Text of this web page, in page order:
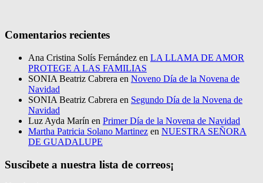
Comentarios recientes
Ana Cristina Solís Fernández en LA LLAMA DE AMOR
PROTEGE A LAS FAMILIAS
SONIA Beatriz Cabrera en Noveno Día de la Novena de
Navidad
SONIA Beatriz Cabrera en Segundo Día de la Novena de
Navidad
Luz Ayda Marín en Primer Día de la Novena de Navidad
Martha Patricia Solano Martinez en NUESTRA SEÑORA
DE GUADALUPE
Suscibete a nuestra lista de correos¡